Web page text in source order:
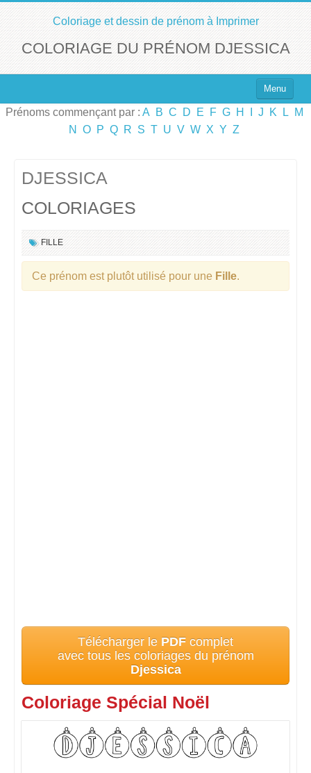
Coloriage et dessin de prénom à Imprimer
COLORIAGE DU PRÉNOM DJESSICA
Menu
Top 100 des Prénoms
Prénoms commençant par : A B C D E F G H J K L
M
N
O P Q R S T U V W X Y Z
DJESSICA
COLORIAGES
FILLE
Ce prénom est plutôt utilisé pour une Fille.
Télécharger le PDF complet
avec tous les coloriages du prénom
Djessica
Coloriage Spécial Noël